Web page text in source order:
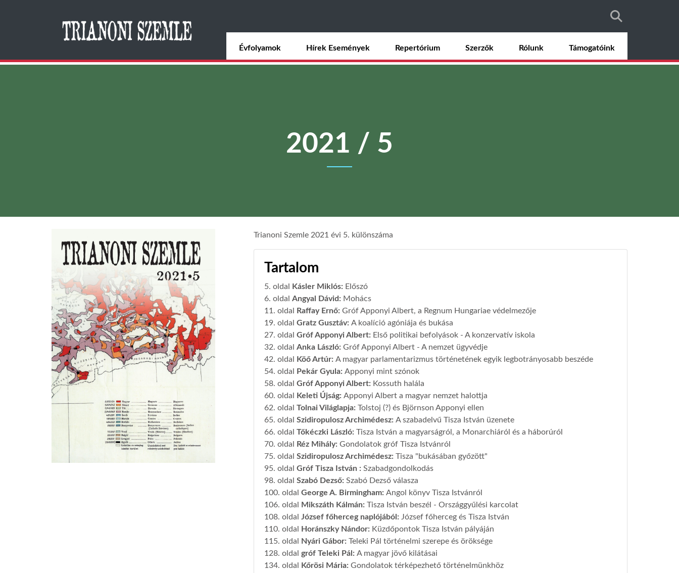
tartalomra
Évfolyamok Hírek Események Repertórium Szerzők Rólunk Támogatóink
2021 / 5
Trianoni Szemle 2021 évi 5. különszáma
Tartalom
5. oldal Kásler Miklós: Előszó
6. oldal Angyal Dávid : Mohács
11. oldal
Raffay Ernő: Gróf Apponyi Albert, a Regnum Hungariae védelmezője
19. oldal Gratz Gusztáv: A koalíció agóniája és bukása
27. oldal Gróf Apponyi Albert: Első politikai befolyások - A konzervatív iskola
32. oldal Anka László: Gróf Apponyi Albert - A nemzet ügyvédje
42. oldal
Köő Artúr: A magyar parlamentarizmus történetének egyik legbotrányosabb beszéde
54. oldal
Pekár Gyula: Apponyi mint szónok
58. oldal Gróf Apponyi Albert: Kossuth halála
60. oldal
Keleti Újság: Apponyi Albert a magyar nemzet halottja
62. oldal Tolnai Világlapja: Tolstoj (?) és Björnson Apponyi ellen
65. oldal Szidiropulosz Archimédesz: A szabadelvű Tisza István üzenete
66. oldal Tőkéczki László: Tisza István a magyarságról, a Monarchiáról és a háborúról
70. oldal
Réz Mihály: Gondolatok gróf Tisza Istvánról
75. oldal Szidiropulosz Archimédesz: Tisza "bukásában győzött"
95. oldal Gróf Tisza István : Szabadgondolkodás
98. oldal Szabó Dezső: Szabó Dezső válasza
100. oldal George A. Birmingham: Angol könyv Tisza Istvánról
106. oldal
Mikszáth Kálmán: Tisza István beszél - Országgyűlési karcolat
108. oldal József főherceg naplójából : József főherceg és Tisza István
110. oldal
Horánszky Nándor: Küzdőpontok Tisza István pályáján
115. oldal
Nyári Gábor: Teleki Pál történelmi szerepe és öröksége
128. oldal gróf Teleki Pál : A magyar jövő kilátásai
134. oldal
Kőrösi Mária: Gondolatok térképezhető történelmünkhöz